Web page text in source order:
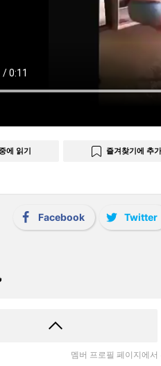
에 읽기 즐겨찾기에 추
Facebook Twitter
멤버 프로필 페이지에